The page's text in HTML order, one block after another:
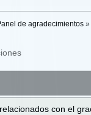
de agradecimientos»
con el